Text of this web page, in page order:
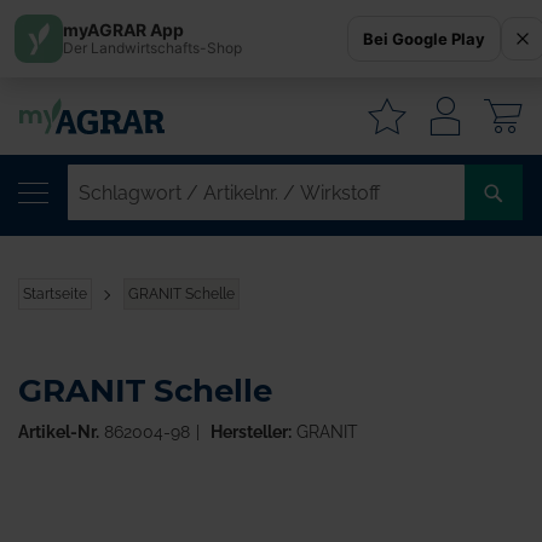
Startseite GRANIT Schelle
GRANIT Schelle
Artikel-Nr. 862004-98 Hersteller:GRANIT
myAGRAR App
Der Landwirtschafts-Shop Bei Google Play